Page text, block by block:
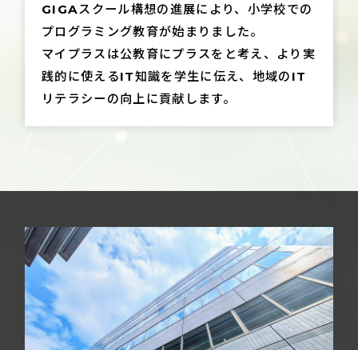
GIGAスクール構想の進展により、小学校での
プログラミング教育が始まりました。
マイプラスは公教育にプラスをと考え、より実
践的に使えるIT知識を学生に伝え、地域のIT
リテラシーの向上に貢献します。